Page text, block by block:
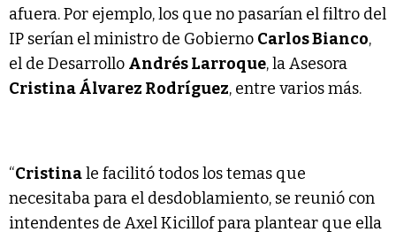
afuera. Por ejemplo, los que no pasarían el filtro del
IP serían el ministro de Gobierno Carlos Bianco,
el de Desarrollo Andrés Larroque, la Asesora
Cristina Álvarez Rodríguez, entre varios más.
“Cristinale facilitó todos los temas que
necesitaba para el desdoblamiento, se reunió con
intendentes de Axel Kicillof para plantear que ella